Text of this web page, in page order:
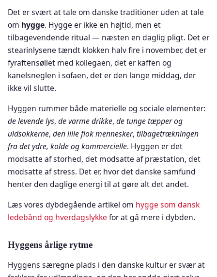
Det er svært at tale om danske traditioner uden at tale
om hygge. Hygge er ikke en højtid, men et
tilbagevendende ritual — næsten en daglig pligt. Det er
stearinlysene tændt klokken halv fire i november, det er
fyraftensøllet med kollegaen, det er kaffen og
kanelsneglen i sofaen, det er den lange middag, der
ikke vil slutte.
Hyggen rummer både materielle og sociale elementer:
de levende lys, de varme drikke, de tunge tæpper og
uldsokkerne, den lille flok mennesker, tilbagetrækningen
fra det ydre, kolde og kommercielle. Hyggen er det
modsatte af storhed, det modsatte af præstation, det
modsatte af stress. Det er, hvor det danske samfund
henter den daglige energi til at gøre alt det andet.
Læs vores dybdegående artikel om hygge som dansk
ledebånd og hverdagslykke for at gå mere i dybden.
Hyggens årlige rytme
Hyggens særegne plads i den danske kultur er svær at